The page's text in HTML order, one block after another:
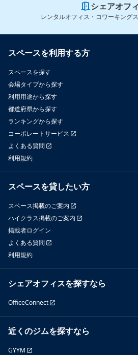
シェアオフ
レンタルオフィス・コワーキング
スペースを利用する方
スペースを探す
会場タイプから探す
利用用途から探す
都道府県から探す
ランキングから探す
コーポレートサービス
よくある質問
利用規約
スペースを貸したい方
スペース掲載のご案内
ハイクラス掲載のご案内
掲載者ログイン
よくある質問
利用規約
シェアオフィスを探すなら
OfficeConnect
近くのジムを探すなら
GYYM